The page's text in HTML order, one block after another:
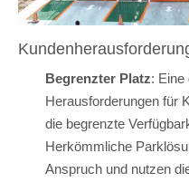
Begrenzter Platz: Eine
Herausforderungen für
die begrenzte
Herkömmliche
Anspruch und nutzen